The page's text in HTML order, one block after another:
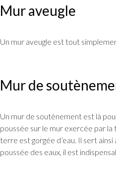
Mur aveugle
Un mur aveugle est tout
Mur de
Un mur de soutènement est là
poussée sur le mur exercée par
terre est gorgée d’eau. Il sert
poussée des eaux, il est